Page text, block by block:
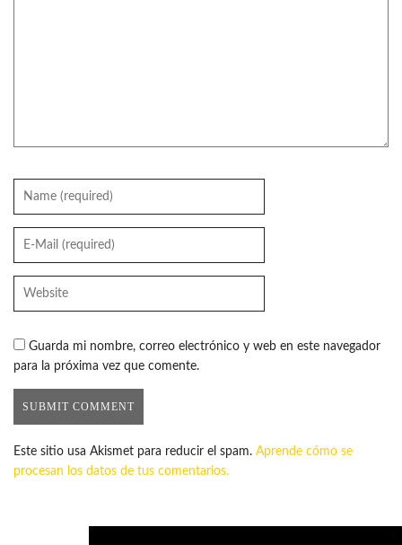
Guarda mi nombre, correo electrónico y web en este navegador
para la próxima vez que comente.
Este sitio usa Akismet para reducir el spam. Aprende cómo se
procesan los datos de tus comentarios.